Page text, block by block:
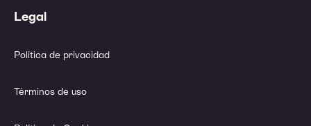
Legal
Política de privacidad
Términos de uso